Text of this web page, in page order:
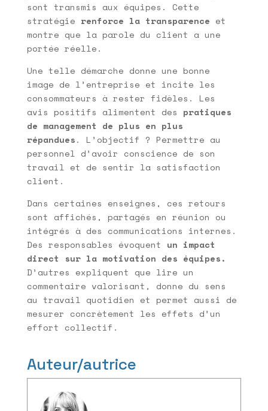
sont transmis aux équipes. Cette
stratégie renforce la transparence et
montre que la parole du client a une
portée réelle.
Une telle démarche donne une bonne
image de l’entreprise et incite les
consommateurs à rester fidèles. Les
avis positifs alimentent des pratiques
de management de plus en plus
répandues. L’objectif ? Permettre au
personnel d’avoir conscience de son
travail et de sentir la satisfaction
client.
Dans certaines enseignes, ces retours
sont affichés, partagés en réunion ou
intégrés à des communications internes.
Des responsables évoquent un impact
direct sur la motivation des équipes.
D’autres expliquent que lire un
commentaire valorisant, donne du sens
au travail quotidien et permet aussi de
mesurer concrètement les effets d’un
effort collectif.
Auteur/autrice